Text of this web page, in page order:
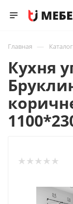
Главная — Каталог
Кухня